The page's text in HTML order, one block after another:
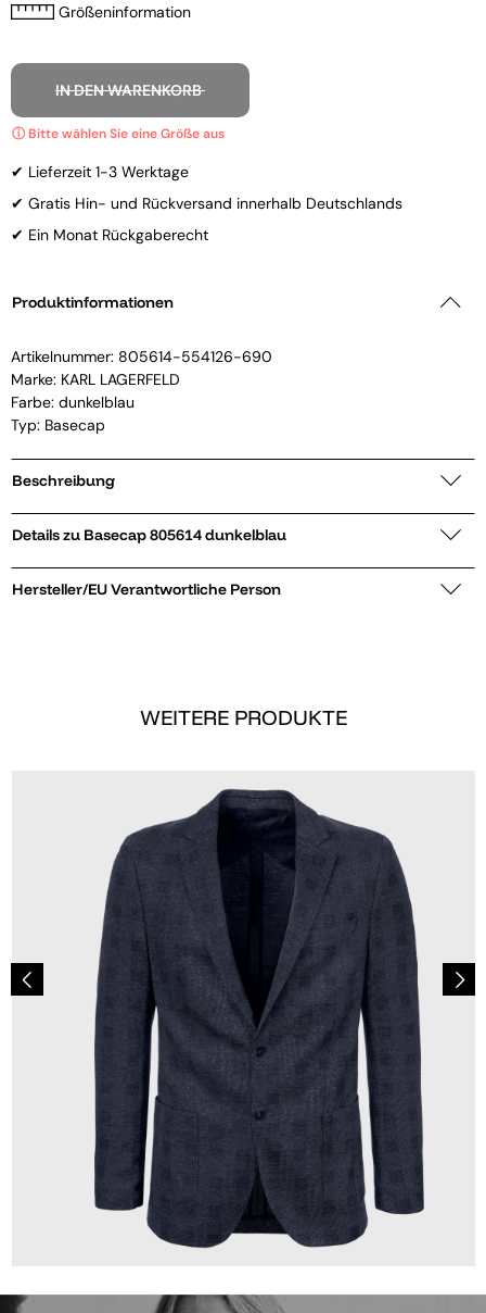
Größeninformation
IN DEN WARENKORB
✔ Lieferzeit 1-3 Werktage
✔ Gratis Hin- und Rückversand innerhalb Deutschlands
✔ Ein Monat Rückgaberecht
Produktinformationen
Artikelnummer: 805614-554126-690
Marke: KARL LAGERFELD
Farbe: dunkelblau
Typ: Basecap
Beschreibung
Details zu Basecap 805614 dunkelblau
Hersteller/EU Verantwortliche Person
WEITERE PRODUKTE